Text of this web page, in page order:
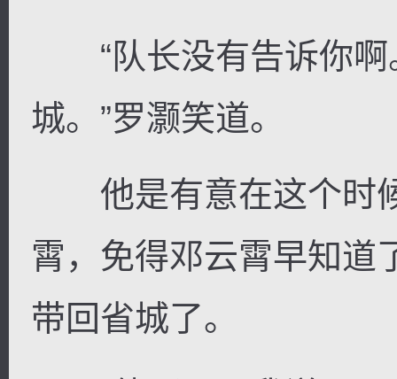
“队长没有告诉你啊
城。”罗灏笑道。
他是有意在这个时
霄，免得邓云霄早知道
带回省城了。